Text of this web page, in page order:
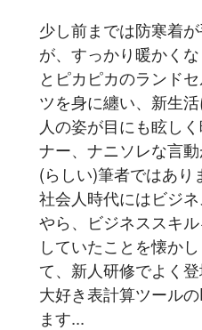
少し前までは防寒着
が、すっかり暖かく
とピカピカのランド
ツを身に纏い、新生
人の姿が目にも眩し
ナー、ナニソレな言
(らしい)筆者ではあ
社会人時代にはビジ
やら、ビジネススキ
していたことを懐か
て、新人研修でよく
大好き表計算ツール
ます...